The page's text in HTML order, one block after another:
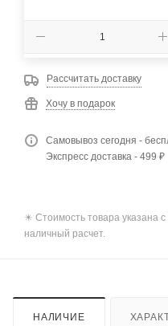
Рассчитать доставку
Хочу в подарок
Самовывоз сегодня -
Экспресс доставка - 499 ₽
✴️ Стоимость товара указана
наличный расчет.
НАЛИЧИЕ